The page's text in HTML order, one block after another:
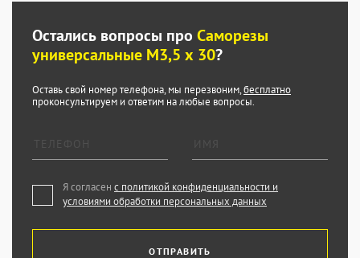
Остались вопросы про Саморезы
универсальные М3,5 х 30?
Оставь свой номер телефона, мы перезвоним,бесплатно
проконсультируем и ответим на любые вопросы.
Я согласен с политикой конфиденциальности и
условиями обработки персональных данных
ОТПРАВИТЬ